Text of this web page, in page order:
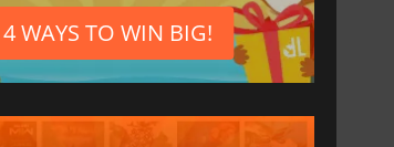
4 WAYS TO WIN BIG!